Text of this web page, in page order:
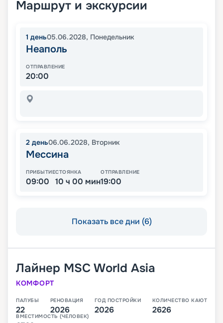
Маршрут и экскурсии
1 день05.06.2028, Понедельник
Неаполь
ОТПРАВЛЕНИЕ
20:00
2 день06.06.2028, Вторник
Мессина
ПРИБЫТИЕ
09:00
СТОЯНКА
10 ч 00 мин
ОТПРАВЛЕНИЕ
19:00
Показать все дни (6)
Лайнер MSC World Asia
КОМФОРТ
ПАЛУБЫ
22
РЕНОВАЦИЯ
2026
ГОД ПОСТРОЙКИ
2026
КОЛИЧЕСТВО КАЮТ
2626
ВМЕСТИМОСТЬ (ЧЕЛОВЕК)